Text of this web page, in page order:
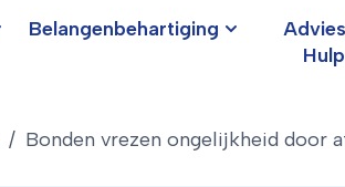
Belangenbehartiging
Hulp
Bonden vrezen ongelijkheid door